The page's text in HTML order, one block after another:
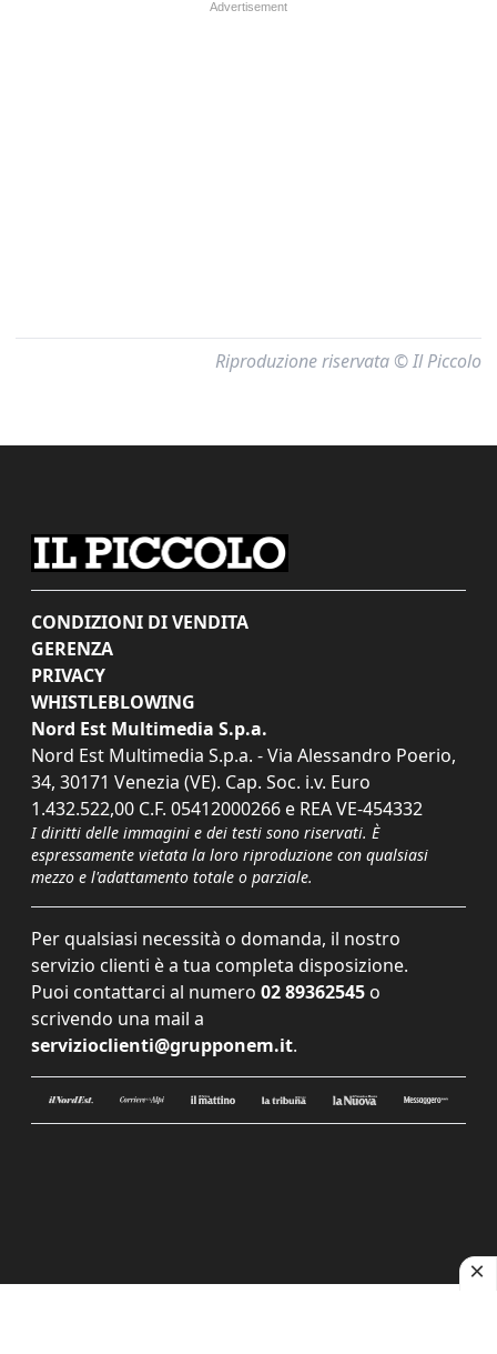
Riproduzione riservata © Il Piccolo
CONDIZIONI DI VENDITA
GERENZA
PRIVACY
WHISTLEBLOWING
Nord Est Multimedia S.p.a.
Nord Est Multimedia S.p.a. - Via Alessandro Poerio,
34, 30171 Venezia (VE). Cap. Soc. i.v. Euro
1.432.522,00 C.F. 05412000266 e REA VE-454332
I diritti delle immagini e dei testi sono riservati. È
espressamente vietata la loro riproduzione con qualsiasi
mezzo e l'adattamento totale o parziale.
Per qualsiasi necessità o domanda, il nostro
servizio clienti è a tua completa disposizione.
Puoi contattarci al numero 02 89362545 o
scrivendo una mail a
servizioclienti@grupponem.it.